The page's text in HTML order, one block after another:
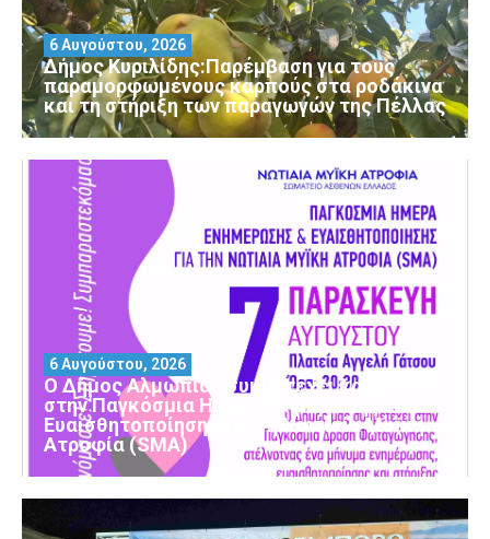
Δήμος Κυριλίδης:Παρέμβαση για τους
παραμορφωμένους καρπούς στα ροδάκινα
και τη στήριξη των παραγωγών της Πέλλας
6 Αυγούστου, 2026
Ο Δήμος Αλμωπίας συμμετέχει και φέτος
στην Παγκόσμια Ημέρα Ενημέρωσης και
Ευαισθητοποίησης για τη Νωτιαία Μυϊκή
Ατροφία (SMA)
6 Αυγούστου, 2026